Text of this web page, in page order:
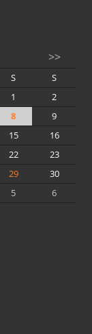
>>
S
S
1
2
8
9
15
16
22
23
29
30
5 6